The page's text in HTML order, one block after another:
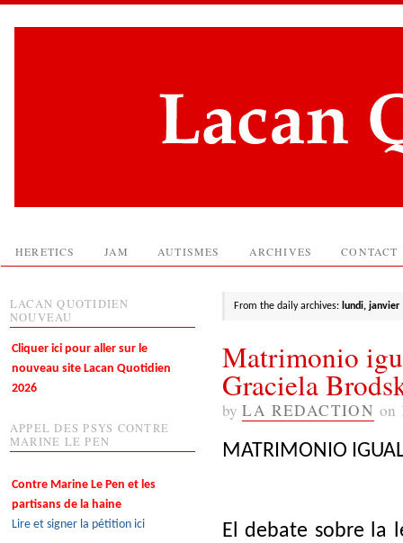
HERETICS JAM AUTISMES ARCHIVES CONTACT
From the daily archives: lundi, janvier
Matrimonio
Graciela
by LA REDACTION on
MATRIMONIO
El debate sobre la
LACAN QUOTIDIEN
NOUVEAU
Cliquer ici pour aller sur le
nouveau site Lacan Quotidien
2026
APPEL DES PSYS CONTRE
MARINE LE PEN
Contre Marine Le Pen et les
partisans de la haine
Lire et signer la pétition ici